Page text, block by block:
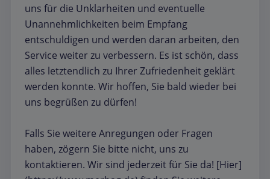
uns für die Unklarheiten und eventuelle
Unannehmlichkeiten beim Empfang
entschuldigen und werden daran arbeiten, den
Service weiter zu verbessern. Es ist schön, dass
alles letztendlich zu Ihrer Zufriedenheit geklärt
werden konnte. Wir hoffen, Sie bald wieder bei
uns begrüßen zu dürfen!
Falls Sie weitere Anregungen oder Fragen
haben, zögern Sie bitte nicht, uns zu
kontaktieren. Wir sind jederzeit für Sie da! [Hier]